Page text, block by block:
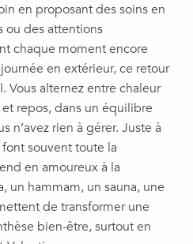
en proposant des soins en
ou des attentions
chaque moment encore
en extérieur, ce retour
Vous alternez entre chaleur
repos, dans un équilibre
n’avez rien à gérer. Juste à
souvent toute la
en amoureux à la
un hammam, un sauna, une
de transformer une
bien-être, surtout en